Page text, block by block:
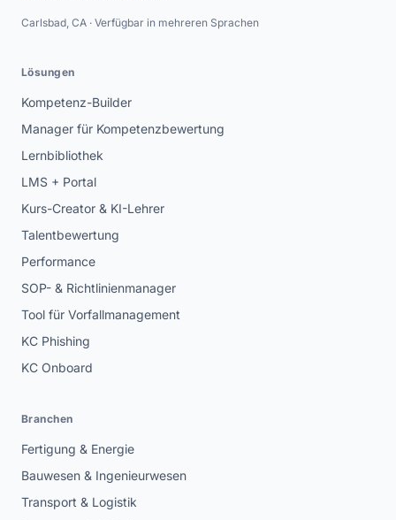
Carlsbad, CA · Verfügbar in mehreren Sprachen
Lösungen
Kompetenz-Builder
Manager für Kompetenzbewertung
Lernbibliothek
LMS + Portal
Kurs-Creator & KI-Lehrer
Talentbewertung
Performance
SOP- & Richtlinienmanager
Tool für Vorfallmanagement
KC Phishing
KC Onboard
Branchen
Fertigung & Energie
Bauwesen & Ingenieurwesen
Transport & Logistik